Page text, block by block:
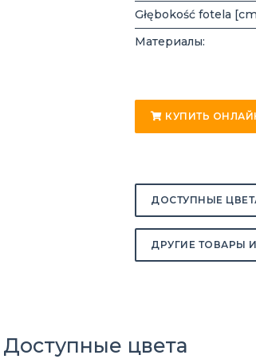
Głębokość fotela
Материалы:
КУПИТЬ
ДОСТУПНЫЕ
ДРУГИЕ ТОВАРЫ
Доступные цвета